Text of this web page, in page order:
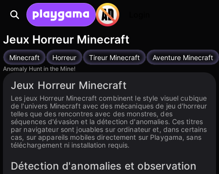
Jeux Horreur Minecraft
Minecraft Horreur Tireur Minecraft Aventure Minecraft
Anomaly Hunt in the Mine!
Jeux Horreur Minecraft
Les jeux Horreur Minecraft combinent le style visuel cubique
de l'univers Minecraft avec des mécaniques de jeu d'horreur
telles que des rencontres avec des monstres, des
séquences d'évasion et la détection d'anomalies. Ces titres
par navigateur sont jouables sur ordinateur et, dans certains
cas, sur appareils mobiles directement sur Playgama, sans
téléchargement ni installation requis.
Détection d'anomalies et observation